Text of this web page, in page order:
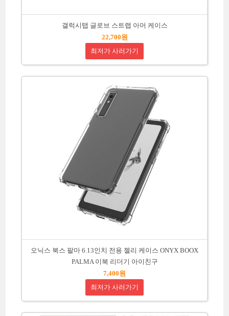
갤럭시탭 글로브 스트랩 아머 케이스
22,700원
최저가 사러가기
오닉스 북스 팔마 6.13인치 전용 젤리 케이스 ONYX BOOX
PALMA 이북 리더기 아이친구
7,400원
최저가 사러가기